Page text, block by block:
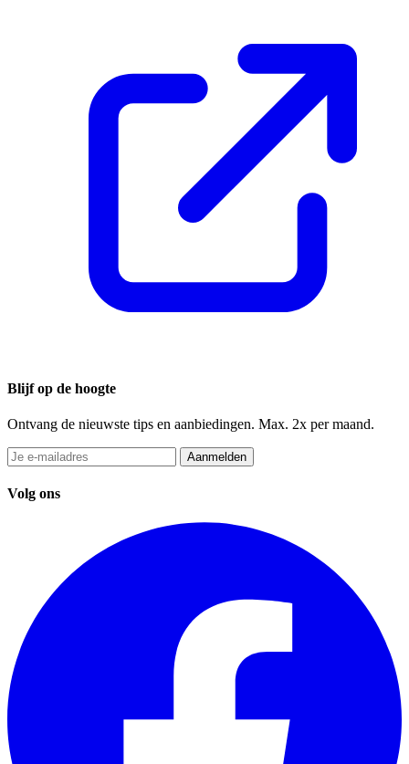
Blijf op de hoogte
Ontvang de nieuwste tips en aanbiedingen. Max. 2x per maand.
Aanmelden
Volg ons